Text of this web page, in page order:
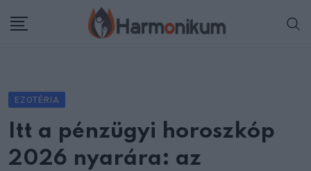
EZOTÉRIA
Itt a pénzügyi horoszkóp
2026 nyarára: az